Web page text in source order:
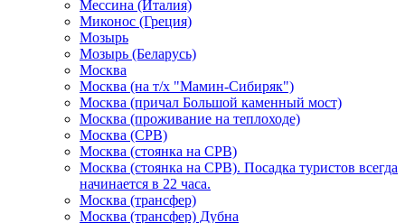
Мессина (Италия)
Миконос (Греция)
Мозырь
Мозырь (Беларусь)
Москва
Москва (на т/х "Мамин-Сибиряк")
Москва (причал Большой каменный мост)
Москва (проживание на теплоходе)
Москва (СРВ)
Москва (стоянка на СРВ)
Москва (стоянка на СРВ). Посадка туристов всегда
начинается в 22 часа.
Москва (трансфер)
Москва (трансфер) Дубна